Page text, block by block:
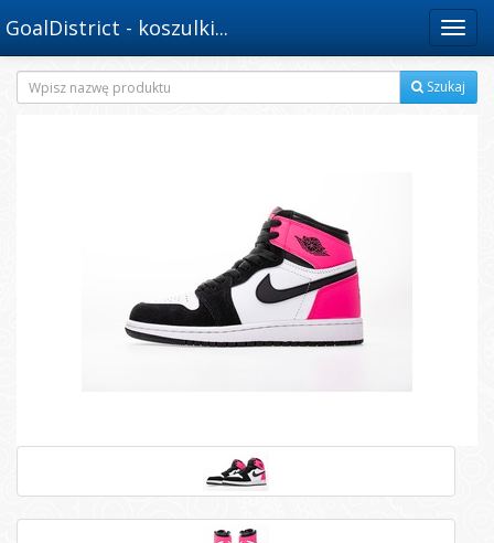
Menu
GoalDistrict - koszulki...
Szukaj